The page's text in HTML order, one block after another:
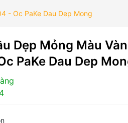
- Oc PaKe Dau Dep Mong
Dẹp Mỏng Màu
PaKe Dau Dep